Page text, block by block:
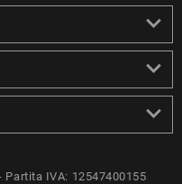
IVA: 12547400155